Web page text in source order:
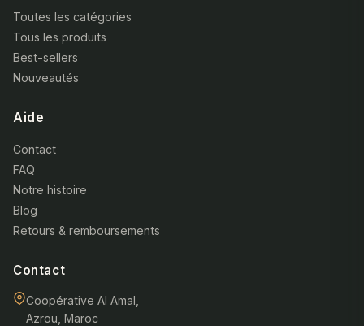
Toutes les catégories
Tous les produits
Best-sellers
Nouveautés
Aide
Contact
FAQ
Notre histoire
Blog
Retours & remboursements
Contact
Coopérative Al Amal,
Azrou, Maroc